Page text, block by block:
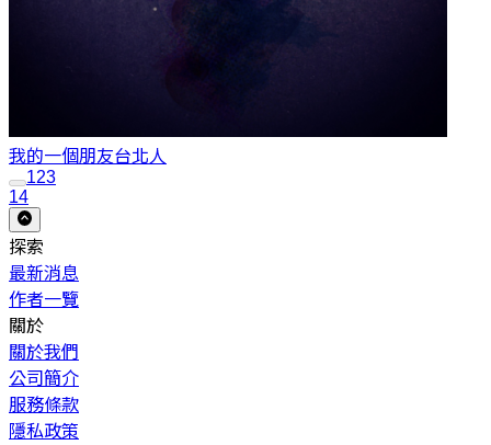
我的一個朋友台北人
123
14
探索
最新消息
作者一覽
關於
關於我們
公司簡介
服務條款
隱私政策